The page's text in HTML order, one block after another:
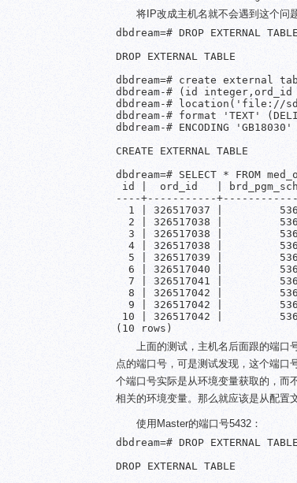
将IP改成主机名就不会遇到这个问题
dbdream=# DROP EXTERNAL
DROP EXTERNAL TABLE
dbdream=# create external
dbdream-# (id
dbdream-# location('file://
dbdream-# format 'TEXT'
dbdream-# ENCODING 'GB18030'
CREATE EXTERNAL TABLE
dbdream=# SELECT * FROM
id |  ord_id   |
----+-----------
1 | 326517037 |
2 | 326517038 |
3 | 326517038 |
4 | 326517038 |
5 | 326517039 |
6 | 326517040 |
7 | 326517041 |
8 | 326517042 |
9 | 326517042 |
10 | 326517042 |
上面的测试，主机名后面跟的端口
点的端口号，可是测试发现，这个端口
个端口号实际是从环境变量获取的，而
相关的环境变量。那么就应该是从配置
使用Master的端口号5432：
dbdream=# DROP EXTERNAL
DROP EXTERNAL TABLE